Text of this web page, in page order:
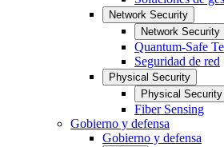
Network Security
Network Security
Quantum-Safe
Seguridad de red
Physical Security
Physical Security
Fiber Sensing
Gobierno y defensa
Gobierno y defensa